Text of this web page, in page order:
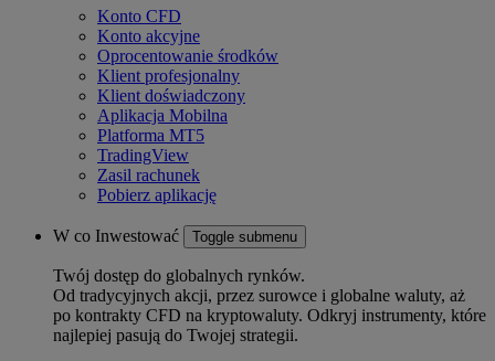
Konto CFD
Konto akcyjne
Oprocentowanie środków
Klient profesjonalny
Klient doświadczony
Aplikacja Mobilna
Platforma MT5
TradingView
Zasil rachunek
Pobierz aplikację
W co Inwestować Toggle submenu
Twój dostęp do globalnych rynków.
Od tradycyjnych akcji, przez surowce i globalne waluty, aż
po kontrakty CFD na kryptowaluty. Odkryj instrumenty, które
najlepiej pasują do Twojej strategii.